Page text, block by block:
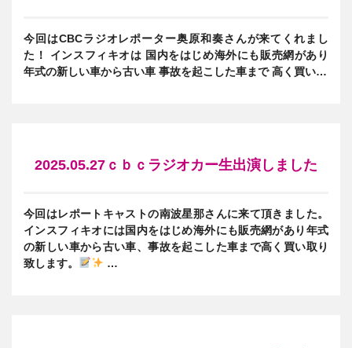
今回はCBCラジオレポーター奥原和奏さんが来てくれまし
た！ インスフィキオは 国内をはじめ海外にも販売網があり
年式の新しい車から古い車 事故を起こした車まで 高く買い…
2025.05.27ｃｂｃラジオカー生出演しました
今回はレポートキャストの南波星那さんに来て頂きました。
インスフィキオには国内をはじめ海外にも販売網があり年式
の新しい車から古い車、事故を起こした車まで高く買い取り
致します。
…